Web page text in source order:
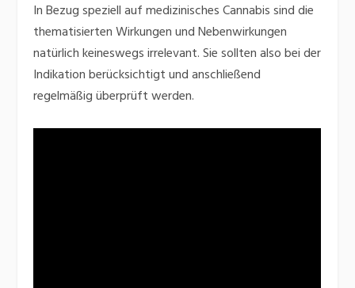
In Bezug speziell auf medizinisches Cannabis sind die
thematisierten Wirkungen und Nebenwirkungen
natürlich keineswegs irrelevant. Sie sollten also bei der
Indikation berücksichtigt und anschließend
regelmäßig überprüft werden.